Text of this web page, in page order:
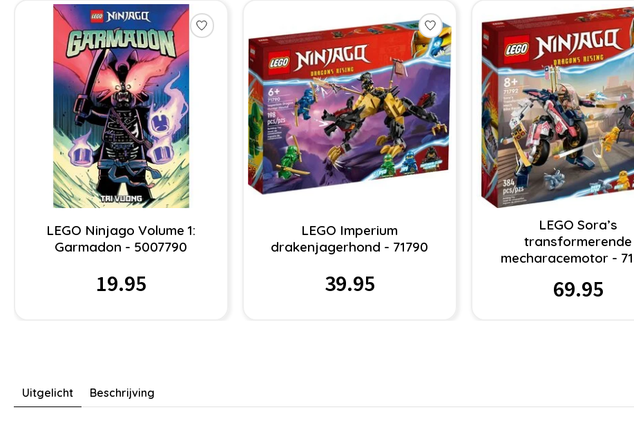
Items van productcarrousel
LEGO Ninjago Volume 1:
Garmadon - 5007790
19.95
LEGO Imperium
drakenjagerhond - 71790
39.95
LEGO Sora’s
transformerende
mecharacemotor -
69.95
Uitgelicht Beschrijving